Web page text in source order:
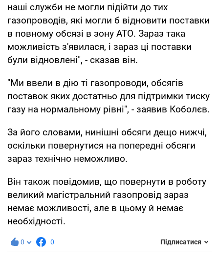
наші служби не могли підійти до тих
газопроводів, які могли б відновити поставки
в повному обсязі в зону АТО. Зараз така
можливість з'явилася, і зараз ці поставки
були відновлені", - сказав він.
"Ми ввели в дію ті газопроводи, обсягів
поставок яких достатньо для підтримки тиску
газу на нормальному рівні", - заявив Коболєв.
За його словами, нинішні обсяги дещо нижчі,
оскільки повернутися на попередні обсяги
зараз технічно неможливо.
Він також повідомив, що повернути в роботу
великий магістральний газопровід зараз
немає можливості, але в цьому й немає
необхідності.
0 0 Підписатися